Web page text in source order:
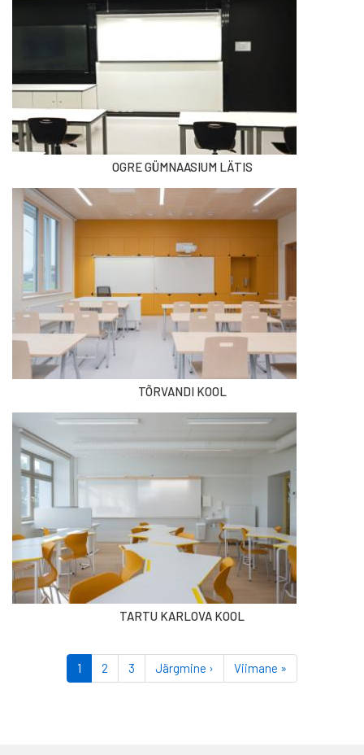
OGRE GÜMNAASIUM LÄTIS
TÕRVANDI KOOL
TARTU KARLOVA KOOL
Pagination
Eesolev
leht
1 Lehekülg
2 Lehekülg
3
Järgmine
leht
Järgmine ›
Viimane
leht
Viimane »